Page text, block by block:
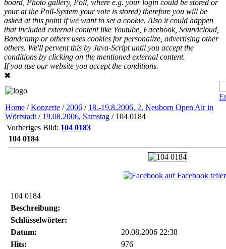
board, Photo gallery, Poll, where e.g. your login could be stored or
your at the Poll-System your vote is stored) therefore you will be
asked at this point if we want to set a cookie. Also it could happen
that included external content like Youtube, Facebook, Soundcloud,
Bandcamp or others uses cookies for personalize, advertising other
others. We'll pervent this by Java-Script until you accept the
conditions by clicking on the mentioned external content.
If you use our website you accept the conditions.
✖
Home /Konzerte / 2006 / 18.-19.8.2006, 2. Neuborn Open Air in
Wörrstadt / 19.08.2006, Samstag / 104 0184
Vorheriges Bild: 104 0183
104 0184
auf Facebook
104 0184
Beschreibung:
Schlüsselwörter:
Datum:
20.08.2006 22:38
Hits:
976